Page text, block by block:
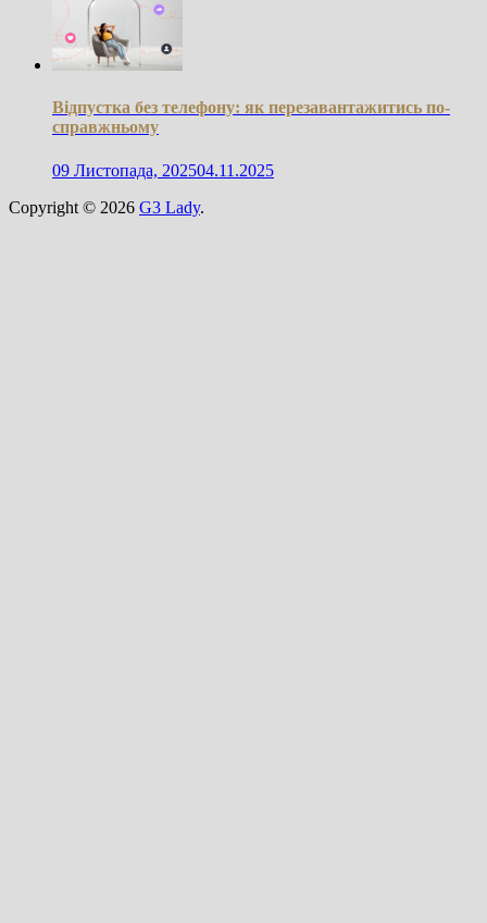
Відпустка без телефону: як перезавантажитись по-
справжньому
09 Листопада, 202504.11.2025
Copyright © 2026 G3 Lady.